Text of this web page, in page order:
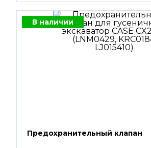
В наличии
Предохранительный клапан